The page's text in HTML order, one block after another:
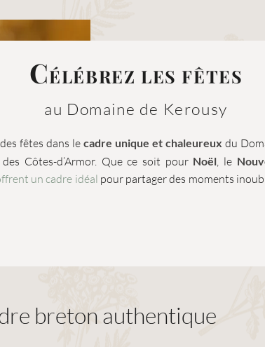
CÉLÉBREZ LES FÊTES
au Domaine de Kerousy
fêtes dans le cadre unique et chaleureuxdu
Côtes-d’Armor. Que ce soit pour Noël, le
un cadre idéal pour partager des moments
breton authentique